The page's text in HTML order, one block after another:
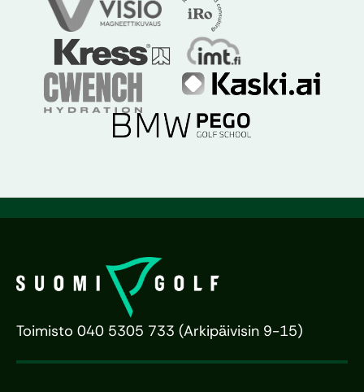
Toimisto 040 5305 733 (Arkipäivisin 9-15)